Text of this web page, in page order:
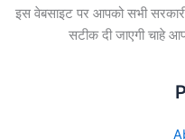
इस वेबसाइट पर आपको सभी
सटीक दी जाएगी चाहे